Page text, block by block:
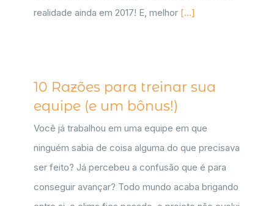
realidade ainda em 2017! E, melhor [...]
10 Razões para treinar sua
equipe (e um bônus!)
Você já trabalhou em uma equipe em que
ninguém sabia de coisa alguma do que precisava
ser feito? Já percebeu a confusão que é para
conseguir avançar? Todo mundo acaba brigando